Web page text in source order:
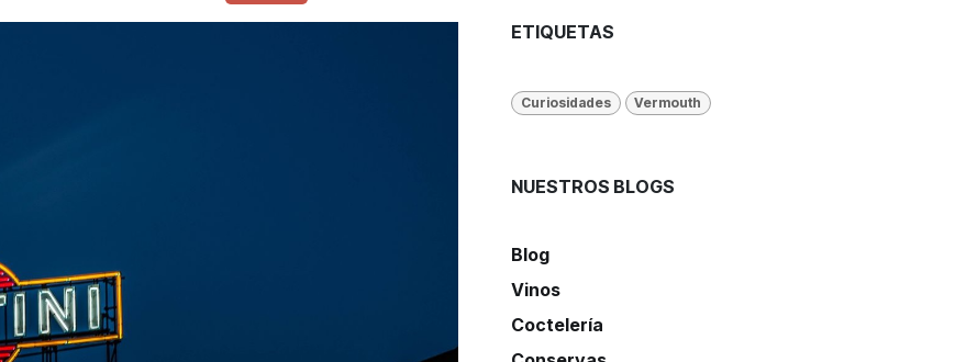
ETIQUETAS
Curiosidades Vermouth
NUESTROS BLOGS
Blog
Vinos
Coctelería